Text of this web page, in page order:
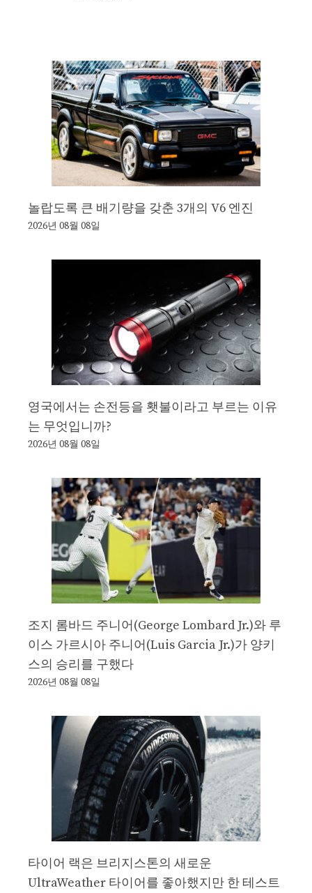
놀랍도록 큰 배기량을 갖춘 3개의 V6 엔진
2026년 08월 08일
영국에서는 손전등을 횃불이라고 부르는 이유
는 무엇입니까?
2026년 08월 08일
조지 롬바드 주니어(George Lombard Jr.)와 루
이스 가르시아 주니어(Luis Garcia Jr.)가 양키
스의 승리를 구했다
2026년 08월 08일
타이어 랙은 브리지스톤의 새로운
UltraWeather 타이어를 좋아했지만 한 테스트